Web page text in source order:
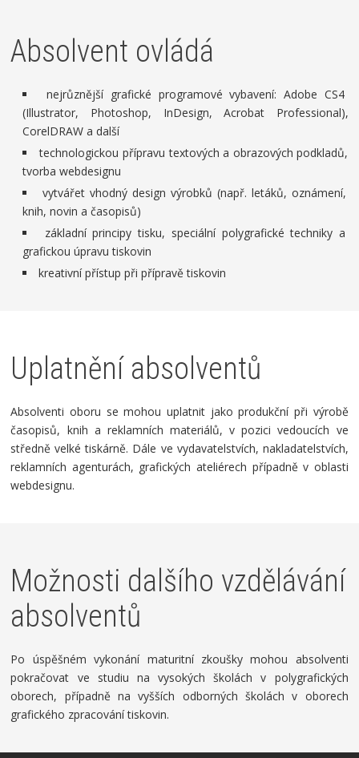
Absolvent ovládá
nejrůznější grafické programové vybavení: Adobe CS4
(Illustrator, Photoshop, InDesign, Acrobat Professional),
CorelDRAW a další
technologickou přípravu textových a obrazových podkladů,
tvorba webdesignu
vytvářet vhodný design výrobků (např. letáků, oznámení,
knih, novin a časopisů)
základní principy tisku, speciální polygrafické techniky a
grafickou úpravu tiskovin
kreativní přístup při přípravě tiskovin
Uplatnění absolventů
Absolventi oboru se mohou uplatnit jako produkční při výrobě
časopisů, knih a reklamních materiálů, v pozici vedoucích ve
středně velké tiskárně. Dále ve vydavatelstvích, nakladatelstvích,
reklamních agenturách, grafických ateliérech případně v oblasti
webdesignu.
Možnosti dalšího vzdělávání
absolventů
Po úspěšném vykonání maturitní zkoušky mohou absolventi
pokračovat ve studiu na vysokých školách v polygrafických
oborech, případně na vyšších odborných školách v oborech
grafického zpracování tiskovin.